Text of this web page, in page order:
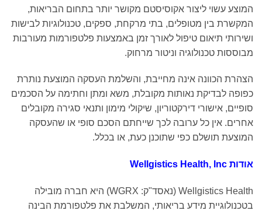
המוצע עשוי ליצור אקוסיסטם מקושר יותר בתחום הבריאות,
המקשרת בין מטופלים, בתי מרקחת, ספקים, טכנולוגיות לבישות
ושירותי תיאום טיפול לאורך זמן באמצעות פלטפורמות מעורבות
מבוססות טכנולוגיה וניטור מרחוק.
הצהרת הכוונה אינה מחייבת, והשלמת העסקה המוצעת נותרת
כפופה לבדיקת נאותות מקובלת, משא ומתן וחתימה על הסכמים
סופיים, אישורי דירקטוריון, שיקולי מימון ותנאי סגירה מקובלים
אחרים. אין כל ערובה לכך שייחתם הסכם סופי או שהעסקה
המוצעת תושלם כפי שתוכנן כעת, או בכלל.
אודות Wellgistics Health, Inc
Wellgistics Health (נאסד"ק: WGRX) היא חברה מובילה
בטכנולוגיית מידע בריאותי, המשלבת את פלטפורמת הבינה